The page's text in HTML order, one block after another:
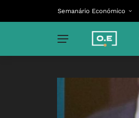
Semanário Económico